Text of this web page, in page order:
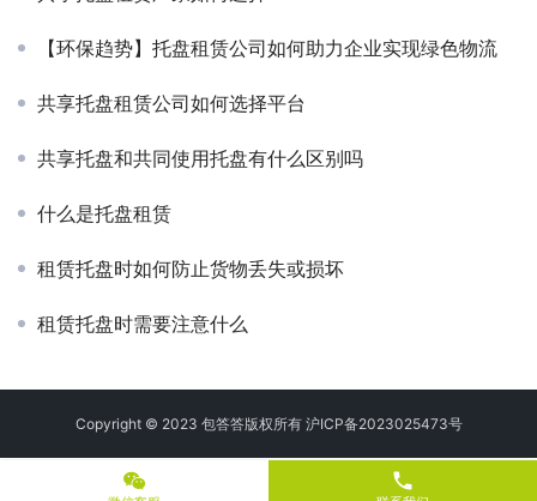
【环保趋势】托盘租赁公司如何助力企业实现绿色物流
共享托盘租赁公司如何选择平台
共享托盘和共同使用托盘有什么区别吗
什么是托盘租赁
租赁托盘时如何防止货物丢失或损坏
租赁托盘时需要注意什么
Copyright © 2023 包答答版权所有 沪ICP备2023025473号
phone